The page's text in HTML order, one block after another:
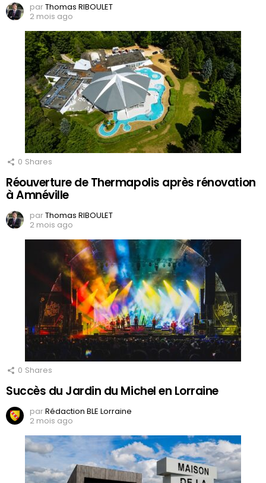
parThomas RIBOULET
2 mois ago
0 Shares
Réouverture de Thermapolis après rénovation
à Amnéville
parThomas RIBOULET
2 mois ago
0 Shares
Succès du Jardin du Michel en Lorraine
parRédaction BLE Lorraine
2 mois ago